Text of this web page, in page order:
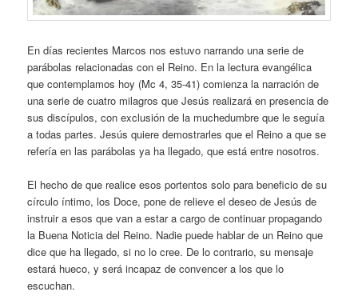
En días recientes Marcos nos estuvo narrando una serie de
parábolas relacionadas con el Reino. En la lectura evangélica
que contemplamos hoy (Mc 4, 35-41) comienza la narración de
una serie de cuatro milagros que Jesús realizará en presencia de
sus discípulos, con exclusión de la muchedumbre que le seguía
a todas partes. Jesús quiere demostrarles que el Reino a que se
refería en las parábolas ya ha llegado, que está entre nosotros.
El hecho de que realice esos portentos solo para beneficio de su
círculo íntimo, los Doce, pone de relieve el deseo de Jesús de
instruir a esos que van a estar a cargo de continuar propagando
la Buena Noticia del Reino. Nadie puede hablar de un Reino que
dice que ha llegado, si no lo cree. De lo contrario, su mensaje
estará hueco, y será incapaz de convencer a los que lo
escuchan.